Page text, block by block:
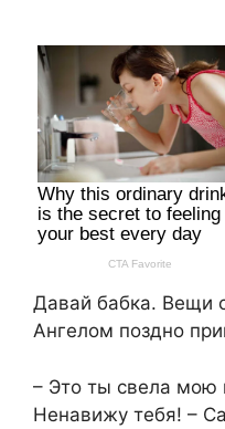
Давай бабка. Вещи
Ангелом поздно
– Это ты свела мою
Ненавижу тебя! –